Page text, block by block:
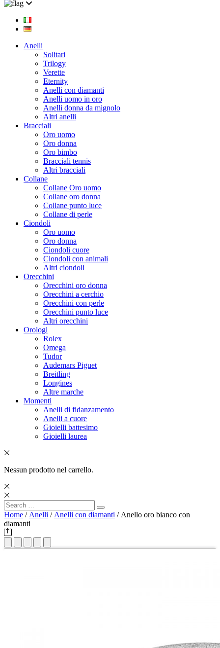
Anelli
Solitari
Trilogy
Verette
Eternity
Anelli con diamanti
Anelli uomo in oro
Anelli donna da mignolo
Altri anelli
Bracciali
Oro uomo
Oro donna
Oro bimbo
Bracciali tennis
Altri bracciali
Collane
Collane Oro uomo
Collane oro donna
Collane punto luce
Collane di perle
Ciondoli
Oro uomo
Oro donna
Ciondoli cuore
Ciondoli con animali
Altri ciondoli
Orecchini
Orecchini oro donna
Orecchini a cerchio
Orecchini con perle
Orecchini punto luce
Altri orecchini
Orologi
Rolex
Omega
Tudor
Audemars Piguet
Breitling
Longines
Altre marche
Momenti
Anelli di fidanzamento
Anelli a cuore
Gioielli battesimo
Gioielli laurea
Nessun prodotto nel carrello.
Search
for:
Search
Home / Anelli / Anelli con diamanti / Anello oro bianco con
diamanti